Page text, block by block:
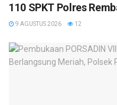
110 SPKT Polres
9 AGUSTUS 2026 12